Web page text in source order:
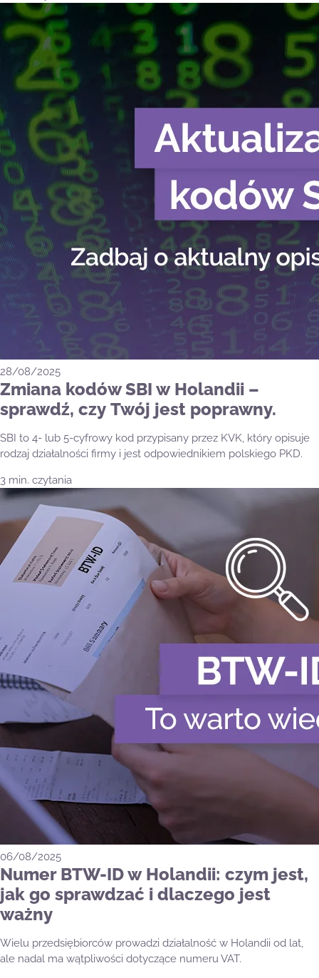
28/08/2025
Zmiana kodów SBI w Holandii –
sprawdź, czy Twój jest poprawny.
SBI to 4- lub 5-cyfrowy kod przypisany przez KVK, który opisuje
rodzaj działalności firmy i jest odpowiednikiem polskiego PKD.
3 min. czytania
06/08/2025
Numer BTW-ID w Holandii: czym jest,
jak go sprawdzać i dlaczego jest
ważny
Wielu przedsiębiorców prowadzi działalność w Holandii od lat,
ale nadal ma wątpliwości dotyczące numeru VAT.